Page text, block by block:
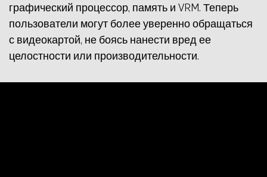
графический процессор, память и VRM. Теперь
пользователи могут более уверенно обращаться
с видеокартой, не боясь нанести вред ее
целостности или производительности.